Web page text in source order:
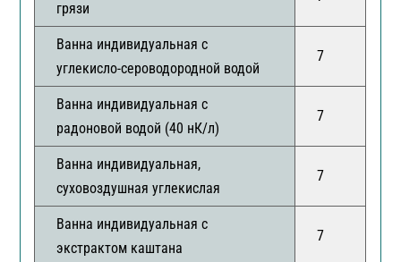
грязи
Ванна индивидуальная с
углекисло-сероводородной водой
7
Ванна индивидуальная с
радоновой водой (40 нК/л)
7
Ванна индивидуальная,
суховоздушная углекислая
7
Ванна индивидуальная с
экстрактом каштана
7